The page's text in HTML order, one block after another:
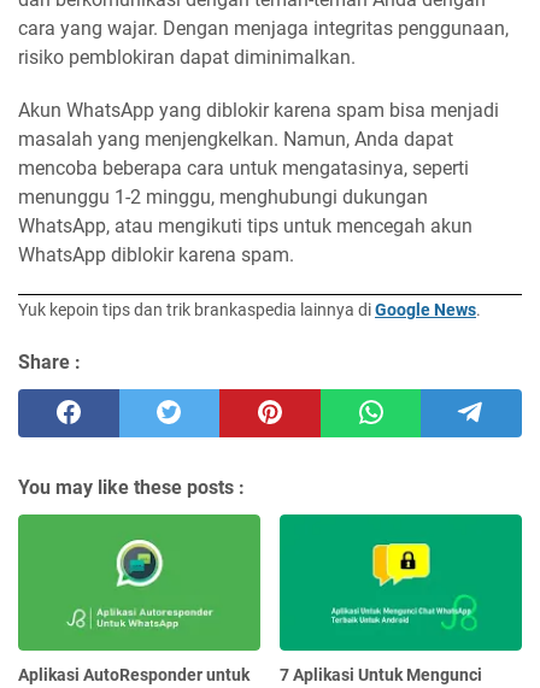
cara yang wajar. Dengan menjaga integritas penggunaan,
risiko pemblokiran dapat diminimalkan.
Akun WhatsApp yang diblokir karena spam bisa menjadi
masalah yang menjengkelkan. Namun, Anda dapat
mencoba beberapa cara untuk mengatasinya, seperti
menunggu 1-2 minggu, menghubungi dukungan
WhatsApp, atau mengikuti tips untuk mencegah akun
WhatsApp diblokir karena spam.
Yuk kepoin tips dan trik brankaspedia lainnya diGoogle News.
Share :
You may like these posts :
Aplikasi AutoResponder untuk
7 Aplikasi Untuk Mengunci